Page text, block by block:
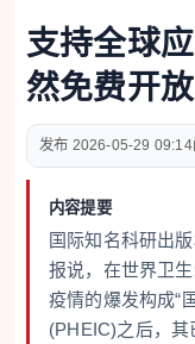
支持全球
然免费开
2026-05-29 09:14
内容提要
国际知名科研出
报说，在世界卫
疫情的爆发构成“
(PHEIC)之后，